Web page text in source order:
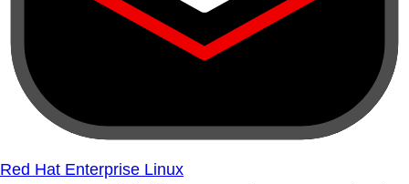
Red Hat Enterprise Linux